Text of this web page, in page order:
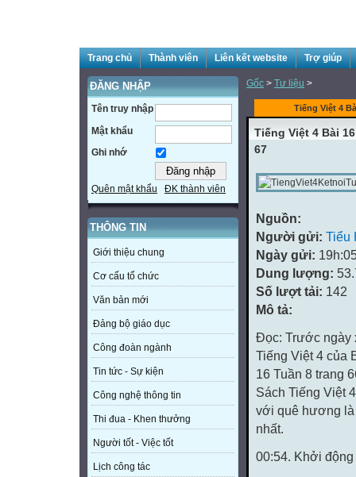
Trang chủ Thành viên Liên kết website Trợ giúp
ĐĂNG NHẬP
Tên truy nhập
Mật khẩu
Ghi nhớ
Quên mật khẩu ĐK thành viên
THÔNG TIN
Giới thiệu chung
Cơ cấu tổ chức
Văn bản mới
Đảng bộ giáo dục
Công đoàn ngành
Tin tức - Sự kiện
Công nghệ thông tin
Thi đua - Khen thưởng
Người tốt - Việc tốt
Lịch công tác
Gốc > Tư liệu >
Tiếng Việt 4
Tiếng Việt 4 Bài
67
Nguồn:
Người gửi: Tiểu
Ngày gửi:
Dung lượng:
Số lượt tải: 142
Mô tả:
Đọc: Trước ngày
Tiếng Việt 4 của
16 Tuần 8 trang
Sách Tiếng Việt
với quê hương là
nhất.
00:54. Khởi